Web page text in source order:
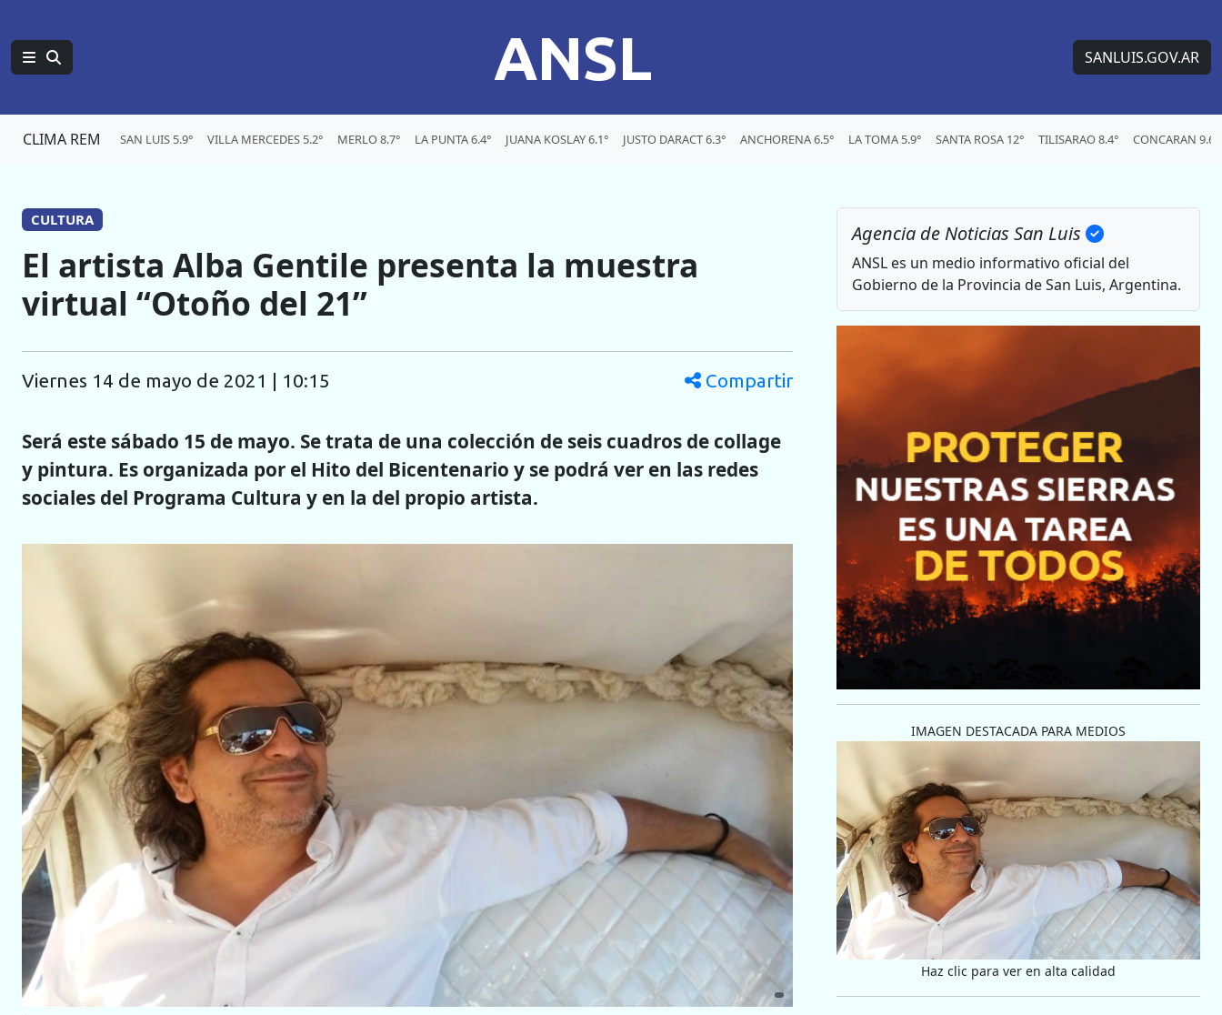
ANSL SANLUIS.GOV.AR
CLIMA REM SAN LUIS 5.9° VILLA MERCEDES 5.2° MERLO 8.7° LA PUNTA 6.4° JUANA KOSLAY 6.1° JUSTO DARACT 6.3° ANCHORENA 6.5° LA TOMA 5.9° SANTA ROSA 12° TILISARAO 8.4° CONCARAN 9.6°
CULTURA
El artista Alba Gentile presenta la muestra
virtual “Otoño del 21”
viernes 14 de mayo de 2021 | 10:15 Compartir
Será este sábado 15 de mayo. Se trata de una colección de seis cuadros de collage
y pintura. Es organizada por el Hito del Bicentenario y se podrá ver en las redes
sociales del Programa Cultura y en la del propio artista.
Agencia de Noticias San Luis
ANSL es un medio informativo oficial del
Gobierno de la Provincia de San Luis, Argentina.
IMAGEN DESTACADA PARA MEDIOS
Haz clic para ver en alta calidad